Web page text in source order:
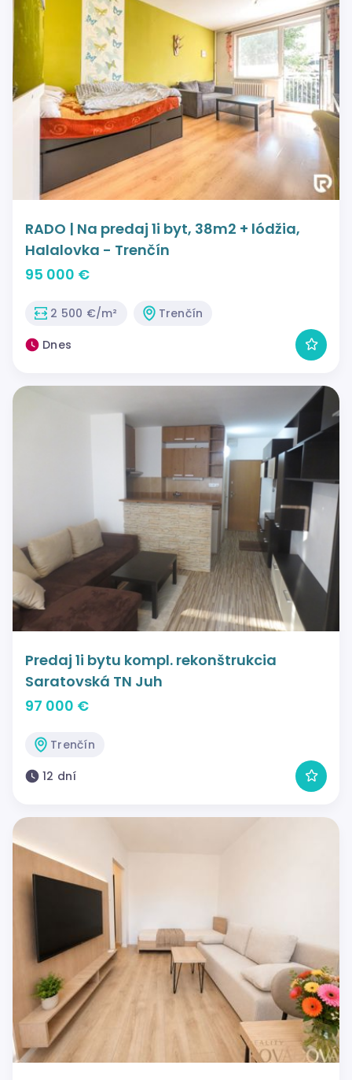
RADO | Na predaj 1i byt, 38m2 + lódžia,
Halalovka - Trenčín
95 000 €
2 500 €/m²
Trenčín
Dnes
Predaj 1i bytu kompl. rekonštrukcia
Saratovská TN Juh
97 000 €
Trenčín
12 dní